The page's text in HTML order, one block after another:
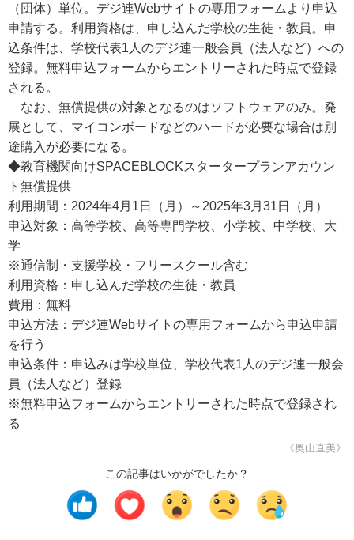
（団体）単位。デジ連Webサイトの専用フォームより申込
申請する。利用資格は、申し込んだ学校の生徒・教員。申
込条件は、学校代表1人のデジ連一般会員（法人など）への
登録。無料申込フォームからエントリーされた時点で登録
される。
なお、無償提供の対象となるのはソフトウェアのみ。発
展として、マイコンボードなどのハードが必要な場合は別
途購入が必要になる。
◆教育機関向けSPACEBLOCKスタータープランアカウン
ト無償提供
利用期間：2024年4月1日（月）～2025年3月31日（月）
申込対象：高等学校、高等専門学校、小学校、中学校、大
学
※通信制・支援学校・フリースクール含む
利用資格：申し込んだ学校の生徒・教員
費用：無料
申込方法：デジ連Webサイトの専用フォームから申込申請
を行う
申込条件：申込みは学校単位、学校代表1人のデジ連一般会
員（法人など）登録
※無料申込フォームからエントリーされた時点で登録され
る
《奥山直美》
この記事はいかがでしたか？